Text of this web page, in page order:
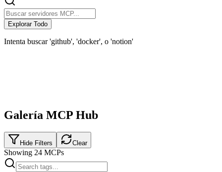
Explorar Todo
Intenta buscar 'github', 'docker', o 'notion'
Galería MCP Hub
Hide Filters Clear
Showing 24 MCPs